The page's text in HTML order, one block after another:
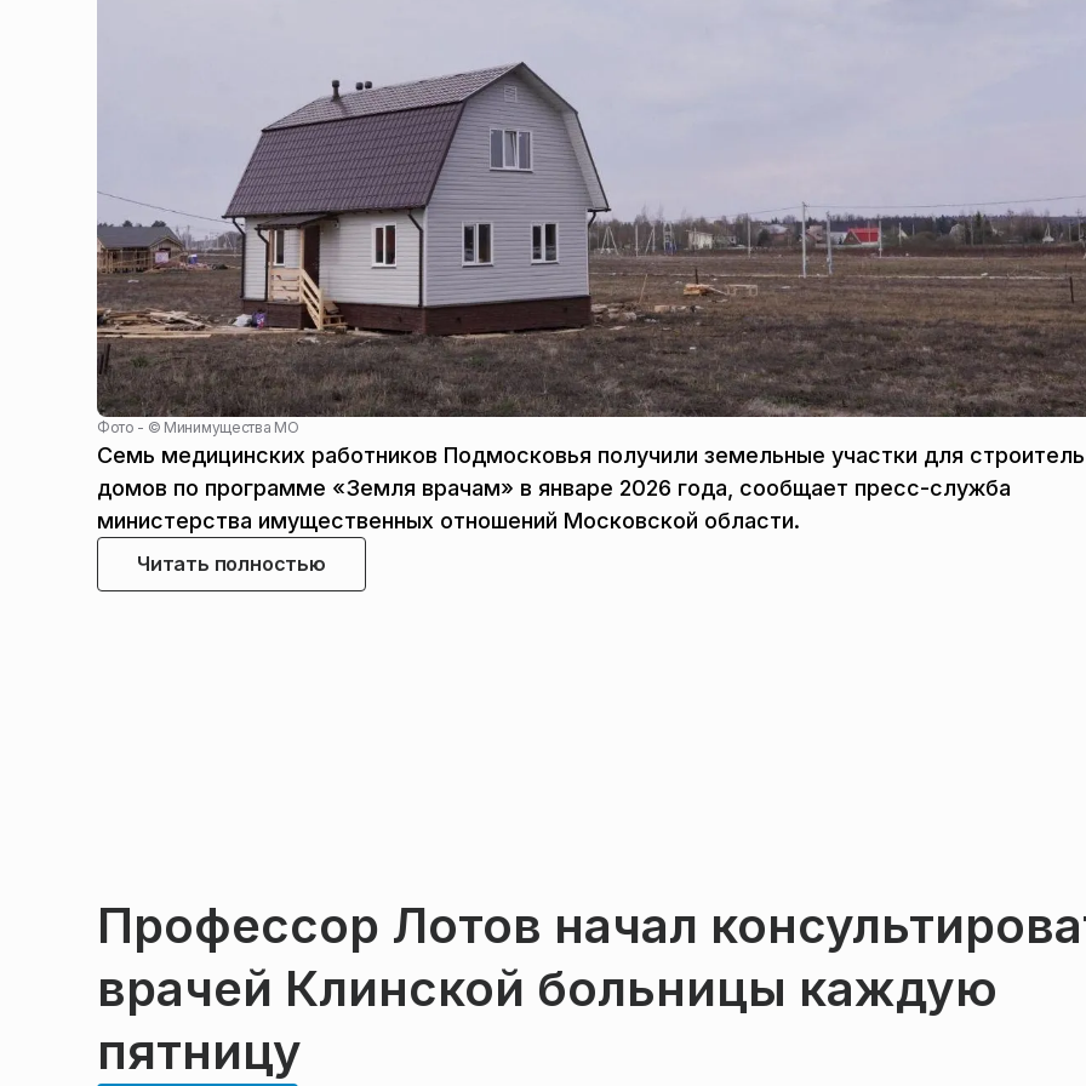
Фото - © Минимущества МО
Семь медицинских работников Подмосковья получили земельные участки для
домов по программе «Земля врачам» в январе 2026 года, сообщает пресс-служба
министерства имущественных отношений Московской области.
Читать полностью
Профессор Лотов начал
врачей Клинской больницы каждую
пятницу